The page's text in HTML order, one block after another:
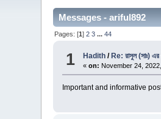
Messages - ariful892
Pages: [1]2 3 ...44
1 Hadith / Re: রাসুল (সাঃ) এর
«on: November 24,
Important and informative